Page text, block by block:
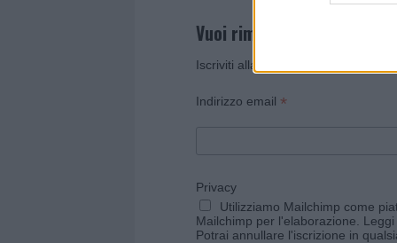
Vuoi rimanere sempre
Iscriviti alla newsletter di Gallura
Indirizzo email *
Privacy
Utilizziamo Mailchimp come
Mailchimp per l'elaborazione.
Potrai annullare l'iscrizione in